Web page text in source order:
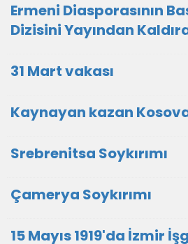
Ermeni Diasporasının
Dizisini Yayından
31 Mart vakası
Kaynayan kazan
Srebrenitsa Soykırımı
Çamerya Soykırımı
15 Mayıs 1919'da İzmir